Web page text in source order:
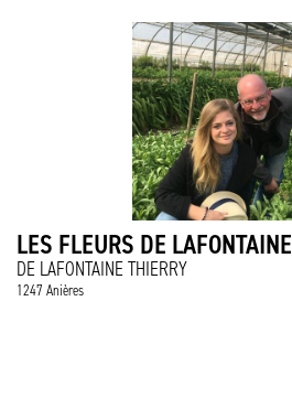
LES FLEURS DE LAFONTAINE
DE LAFONTAINE THIERRY
1247 Anières